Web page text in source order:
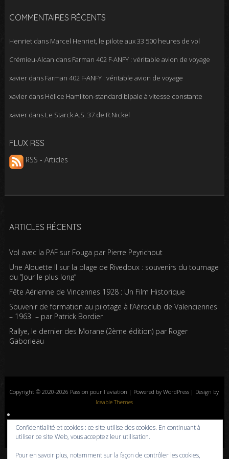
COMMENTAIRES RÉCENTS
Henrietdans Marcel Henriet, le pilote aux 33 500 heures de vol
Crémieu-Alcan dans Farman 402 F-ANFY : véritable avion de voyage
xavierdans Farman 402 F-ANFY : véritable avion de voyage
xavierdans Hélice Hamilton-standard bipale à vitesse constante
xavierdans Le Starck A.S. 37 de R.Nickel
FLUX RSS
RSS - Articles
ARTICLES RÉCENTS
Vol avec la PAF sur Fouga par Pierre Peyrichout
Une Alouette II sur la plage de Rivedoux : souvenirs du tournage
du “Jour le plus long”
Fête Aérienne de Vincennes 1928 : Un Film Historique
Souvenir de formation au pilotage à l’Aéroclub de Valenciennes
– 1963 – par Patrick Bordier
Rallye, le dernier des Morane (2ème édition) par Roger
Gaborieau
Copyright © 2020-2026 Passion pour l'aviation | Powered by WordPress | Design by
Iceable Themes
Accueil Blog Albums photos Histoires de l’aviation
Contrôle aérien
Livres
Liens A propos Contact Politique de confidentialité
Confidentialité et cookies : ce site utilise des cookies. En continuant à
utiliser ce site Web, vous acceptez leur utilisation.
Pour en savoir plus, notamment sur la façon de contrôler les cookies,